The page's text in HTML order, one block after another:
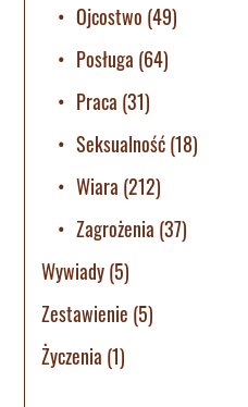
Ojcostwo (49)
Posługa (64)
Praca (31)
Seksualność(18)
Wiara (212)
Zagrożenia (37)
Wywiady(5)
Zestawienie (5)
Życzenia (1)